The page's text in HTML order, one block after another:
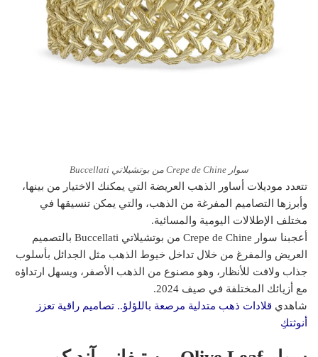
سوار Crepe de Chine من بوتشيلاتي Buccellati
تتعدد موديلات أساور الذهب العريضة التي يمكنك الاختيار من بينها،
وأبرزها التصاميم المفرغة من الذهب، والتي يمكن تنسيقها في
مختلف الإطلالات اليومية والمسائية.
أعجبنا سوار Crepe de Chine من بوتشيلاتي Buccellati بالتصميم
العريض والمفرغ من خلال تداخل خيوط الذهب مثل الجدائل بأسلوب
جذاب ولافت للأنظار، وهو مصنوع من الذهب الأصفر، ويسهل ارتداؤه
مع أزيائك المختلفة في صيف 2024.
شاهدي قلادات ذهب متدلية مرصعة باللؤلؤ.. تصاميم راقية تعزز
أنوثتكِ